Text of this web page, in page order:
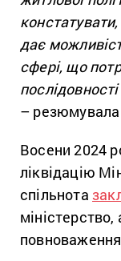
дає
сфері, що
–
Восени 2024
ліквідацію
спільнота